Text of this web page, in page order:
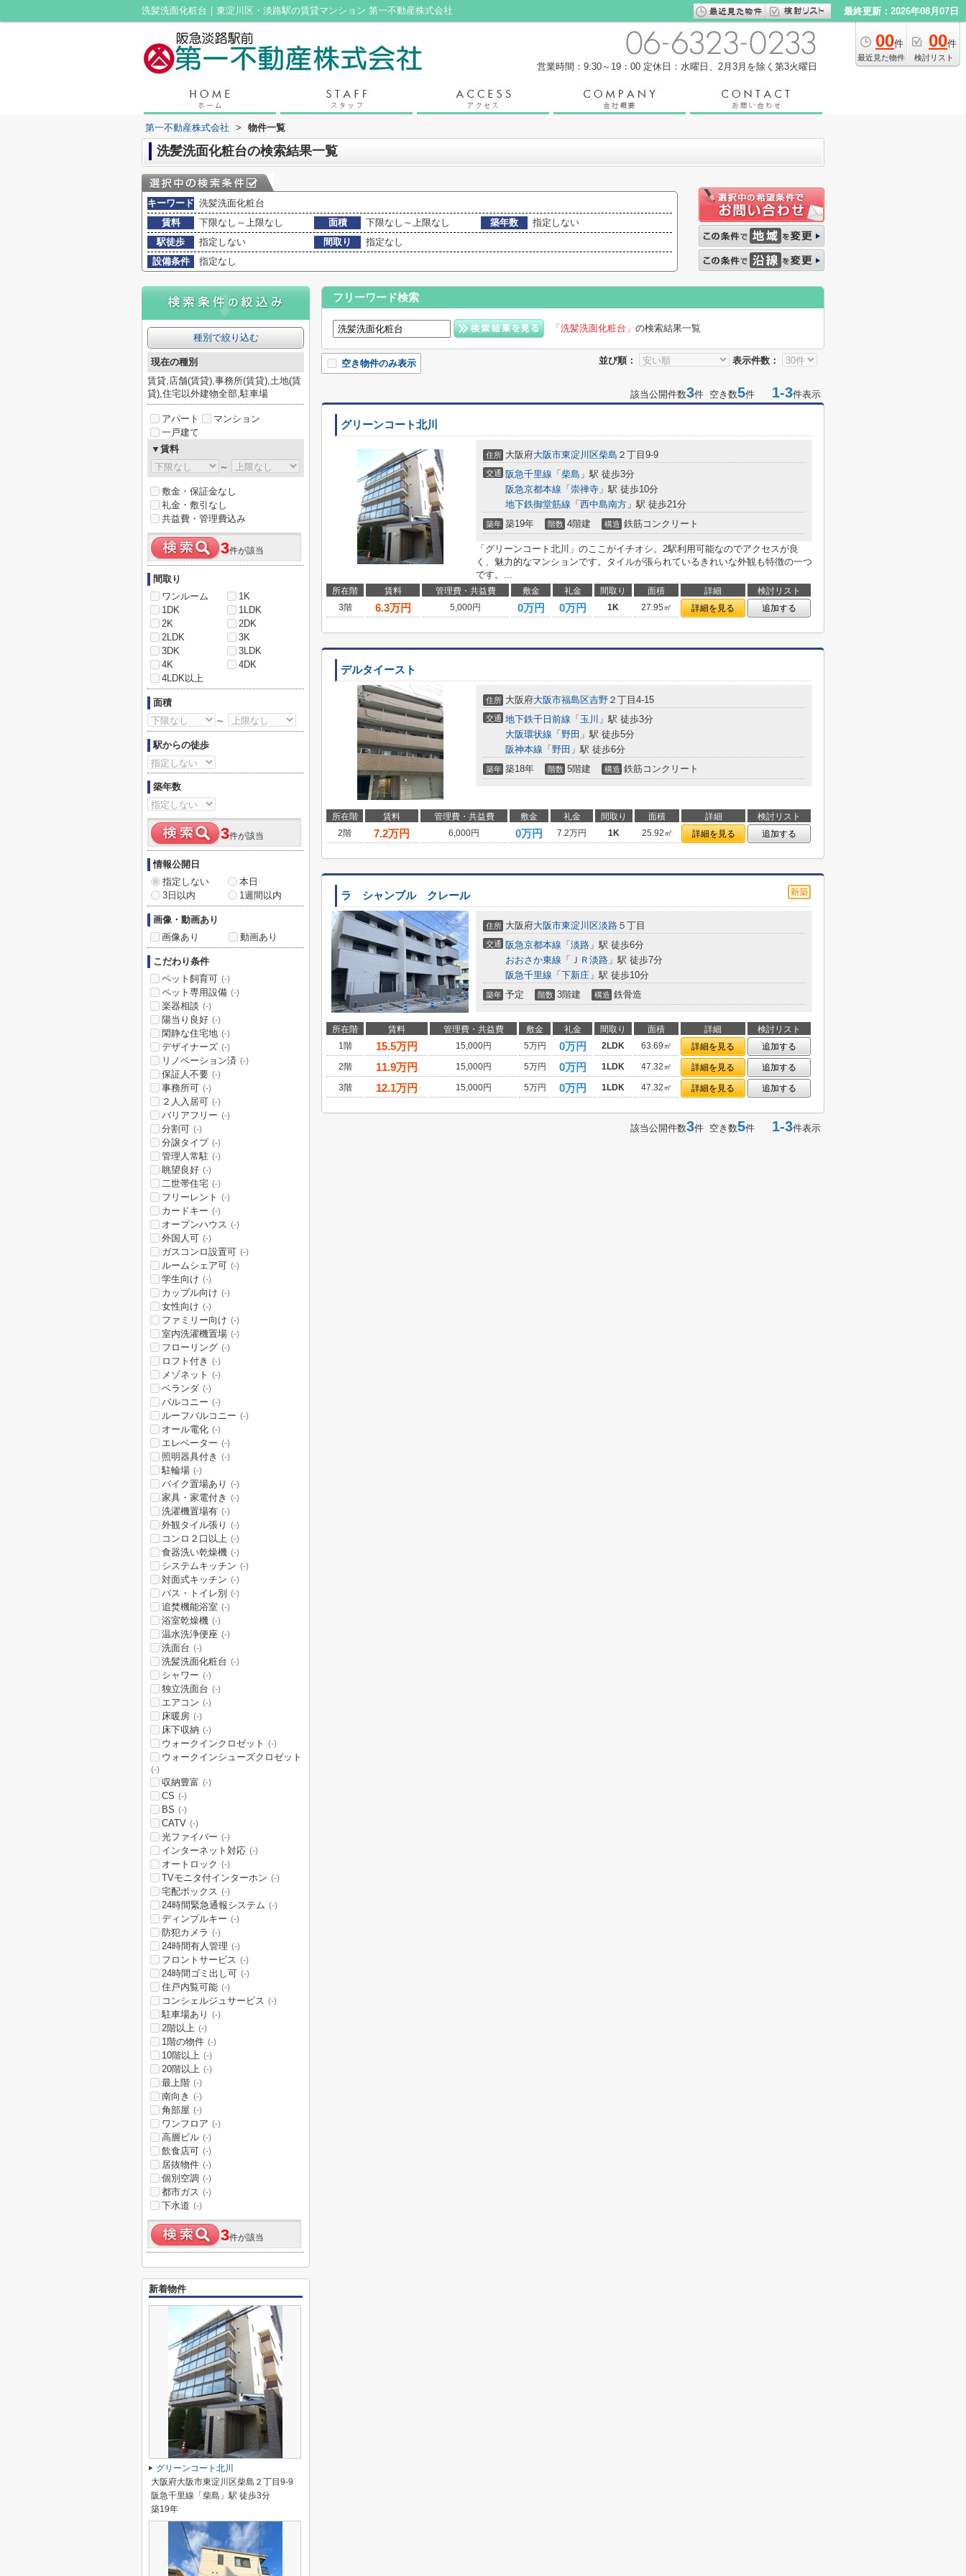
洗髪洗面化粧台｜東淀川区・淡路駅の賃貸マンション 第一不動産株式会社 最終更新：2026年08月07日
00件
最近見た物件
00件
検討リスト
営業時間：9:30～19：00 定休日：水曜日、2月3月を除く第3火曜日
第一不動産株式会社 > 物件一覧
洗髪洗面化粧台の検索結果一覧
キーワード 洗髪洗面化粧台
賃料
下限なし～上限なし 面積 下限なし～上限なし 築年数
指定しない
駅徒歩
指定しない 間取り
指定なし
設備条件
指定なし
フリーワード検索
「洗髪洗面化粧台」 の検索結果一覧
並び順： 表示件数：
空き物件のみ表示
該当公開件数3件 空き数5件 1-3件表示
グリーンコート北川
住所 大阪府大阪市東淀川区柴島 ２丁目9-9
交通 阪急千里線 「 柴島 」駅 徒歩3分
阪急京都本線 「 崇禅寺 」駅 徒歩10分
地下鉄御堂筋線 「 西中島南方 」駅 徒歩21分
築年 築19年 階数 4階建 構造 鉄筋コンクリート
「グリーンコート北川」のここがイチオシ。2駅利用可能なのでアクセスが良
く、魅力的なマンションです。タイルが張られているきれいな外観も特徴の一つ
です。...
所在階 賃料 管理費・共益費 敷金 礼金 間取り 面積 詳細
検討リスト
3階
6.3万円 5,000円 0万円 0万円 1K 27.95㎡ 詳細を見る 追加する
デルタイースト
住所 大阪府大阪市福島区吉野 ２丁目4-15
交通 地下鉄千日前線 「 玉川 」駅 徒歩3分
大阪環状線 「 野田 」駅 徒歩5分
阪神本線 「 野田 」駅 徒歩6分
築年 築18年 階数 5階建 構造 鉄筋コンクリート
所在階 賃料 管理費・共益費 敷金 礼金 間取り 面積 詳細
検討リスト
2階
7.2万円 6,000円 0万円 7.2万円 1K 25.92㎡ 詳細を見る 追加する
ラ シャンブル クレール
住所 大阪府大阪市東淀川区淡路 ５丁目
交通 阪急京都本線 「 淡路 」駅 徒歩6分
おおさか東線 「 ＪＲ淡路 」駅 徒歩7分
阪急千里線 「 下新庄 」駅 徒歩10分
築年 予定 階数 3階建 構造 鉄骨造
所在階 賃料 管理費・共益費 敷金 礼金 間取り 面積 詳細
検討リスト
1階
15.5万円 15,000円 5万円 0万円 2LDK 63.69㎡ 詳細を見る
追加する
2階
11.9万円 15,000円 5万円 0万円 1LDK 47.32㎡ 詳細を見る
追加する
3階
12.1万円 15,000円 5万円 0万円 1LDK 47.32㎡ 詳細を見る 追加する
該当公開件数3件 空き数5件 1-3件表示
種別で絞り込む
現在の種別
賃貸,店舗(賃貸),事務所(賃貸),土地(賃
貸),住宅以外建物全部,駐車場
アパート
マンション
一戸建て
▼賃料
～
敷金・保証金なし
礼金・敷引なし
共益費・管理費込み
3件が該当
間取り
ワンルーム
1K
1DK
1LDK
2K
2DK
2LDK
3K
3DK
3LDK
4K
4DK
4LDK以上
面積
～
駅からの徒歩
築年数
3件が該当
情報公開日
指定しない
本日
3日以内
1週間以内
画像・動画あり
画像あり
動画あり
こだわり条件
ペット飼育可 (-)
ペット専用設備 (-)
楽器相談 (-)
陽当り良好 (-)
閑静な住宅地 (-)
デザイナーズ (-)
リノベーション済 (-)
保証人不要 (-)
事務所可 (-)
２人入居可 (-)
バリアフリー (-)
分割可 (-)
分譲タイプ (-)
管理人常駐 (-)
眺望良好 (-)
二世帯住宅 (-)
フリーレント (-)
カードキー (-)
オープンハウス (-)
外国人可 (-)
ガスコンロ設置可 (-)
ルームシェア可 (-)
学生向け (-)
カップル向け (-)
女性向け (-)
ファミリー向け (-)
室内洗濯機置場 (-)
フローリング (-)
ロフト付き (-)
メゾネット (-)
ベランダ (-)
バルコニー (-)
ルーフバルコニー (-)
オール電化 (-)
エレベーター (-)
照明器具付き (-)
駐輪場 (-)
バイク置場あり (-)
家具・家電付き (-)
洗濯機置場有 (-)
外観タイル張り (-)
コンロ２口以上 (-)
食器洗い乾燥機 (-)
システムキッチン (-)
対面式キッチン (-)
バス・トイレ別 (-)
追焚機能浴室 (-)
浴室乾燥機 (-)
温水洗浄便座 (-)
洗面台 (-)
洗髪洗面化粧台 (-)
シャワー (-)
独立洗面台 (-)
エアコン (-)
床暖房 (-)
床下収納 (-)
ウォークインクロゼット (-)
ウォークインシューズクロゼット
(-)
収納豊富 (-)
CS (-)
BS (-)
CATV (-)
光ファイバー (-)
インターネット対応 (-)
オートロック (-)
TVモニタ付インターホン (-)
宅配ボックス (-)
24時間緊急通報システム (-)
ディンプルキー (-)
防犯カメラ (-)
24時間有人管理 (-)
フロントサービス (-)
24時間ゴミ出し可 (-)
住戸内覧可能 (-)
コンシェルジュサービス (-)
駐車場あり (-)
2階以上 (-)
1階の物件 (-)
10階以上 (-)
20階以上 (-)
最上階 (-)
南向き (-)
角部屋 (-)
ワンフロア (-)
高層ビル (-)
飲食店可 (-)
居抜物件 (-)
個別空調 (-)
都市ガス (-)
下水道 (-)
3件が該当
新着物件
グリーンコート北川
大阪府大阪市東淀川区柴島２丁目9-9
阪急千里線「柴島」駅 徒歩3分
築19年